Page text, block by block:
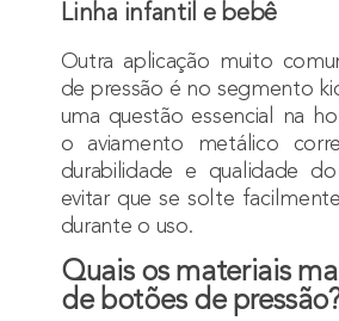
Linha infantil e bebê
Outra aplicação muito
de pressão é no segmento
uma questão essencial na
o aviamento metálico
durabilidade e qualidade
evitar que se solte
durante o uso.
Quais os materiais
de botões de